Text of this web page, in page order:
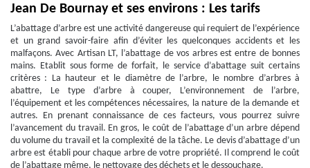
Jean De Bournay et ses environs : Les tarifs
L’abattage d’arbre est une activité dangereuse qui requiert de l’expérience
et un grand savoir-faire afin d’éviter les quelconques accidents et les
malfaçons. Avec Artisan LT, l’abattage de vos arbres est entre de bonnes
mains. Etablit sous forme de forfait, le service d’abattage suit certains
critères : La hauteur et le diamètre de l’arbre, le nombre d’arbres à
abattre, Le type d’arbre à couper, L’environnement de l’arbre,
l’équipement et les compétences nécessaires, la nature de la demande et
autres. En prenant connaissance de ces facteurs, vous pourrez suivre
l’avancement du travail. En gros, le coût de l’abattage d’un arbre dépend
du volume du travail et la complexité de la tâche. Le devis d’abattage d’un
arbre est établi pour chaque arbre de votre propriété. Il comprend le coût
de l’abattage même, le nettoyage des déchets et le dessouchage.